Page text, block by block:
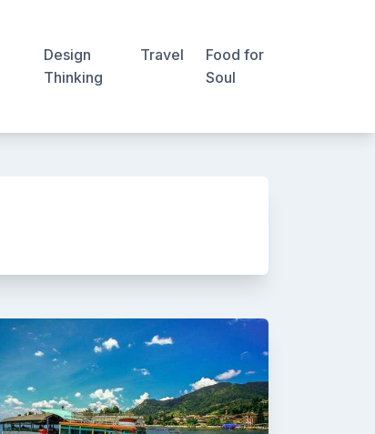
Design
Thinking
Travel
Food for
Soul